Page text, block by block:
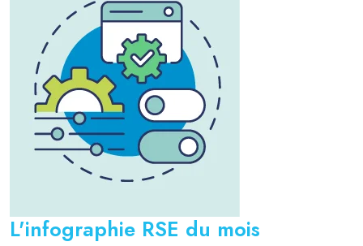
L'infographie RSE du mois